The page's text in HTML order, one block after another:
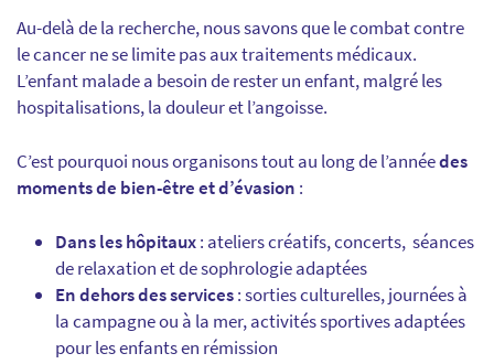
Au-delà de la recherche, nous savons que le combat contre
le cancer ne se limite pas aux traitements médicaux.
L’enfant malade a besoin de rester un enfant, malgré les
hospitalisations, la douleur et l’angoisse.
C’est pourquoi nous organisons tout au long de l’annéedes
moments de bien-être et d’évasion :
Dans les hôpitaux: ateliers créatifs, concerts, séances
de relaxation et de sophrologie adaptées
En dehors des services: sorties culturelles, journées à
la campagne ou à la mer, activités sportives adaptées
pour les enfants en rémission